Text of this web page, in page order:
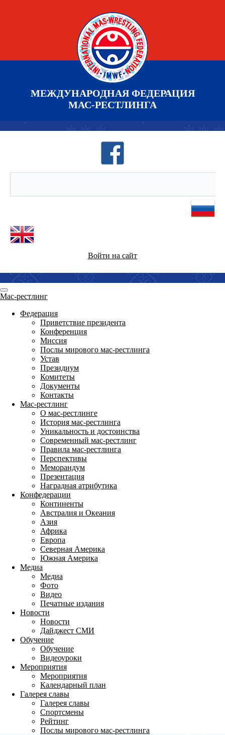
МЕЖДУНАРОДНАЯ ФЕДЕРАЦИЯ
МАС-РЕСТЛИНГА
Войти на сайт
Мас-рестлинг
Федерация
Приветствие президента
Конференция
Миссия
Послы мирового мас-рестлинга
Устав
Президиум
Комитеты
Документы
Контакты
Мас-рестлинг
О мас-рестлинге
История мас-рестлинга
Уникальность и достоинства
Современный мас-рестлинг
Правила мас-рестлинга
Перспективы
Меморандум
Презентация
Наградная атрибутика
Конфедерации
Континенты
Австралия и Океания
Азия
Африка
Европа
Северная Америка
Южная Америка
Медиа
Медиа
Фото
Видео
Печатные издания
Новости
Новости
Дайджест СМИ
Обучение
Обучение
Видеоуроки
Мероприятия
Мероприятия
Календарный план
Галерея славы
Галерея славы
Спортсмены
Рейтинг
Послы мирового мас-рестлинга